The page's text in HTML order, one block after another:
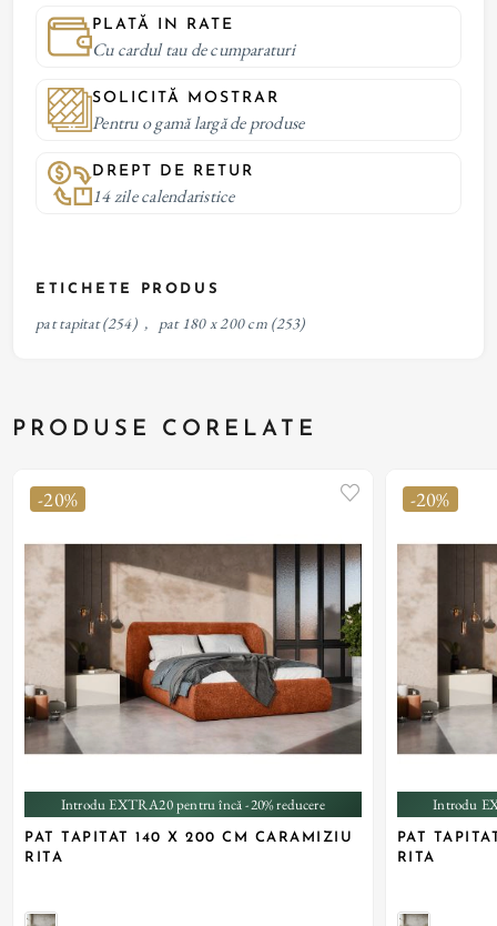
PLATĂ IN RATE
Cu cardul tau de cumparaturi
SOLICITĂ MOSTRAR
Pentru o gamă largă de produse
DREPT DE RETUR
14 zile calendaristice
ETICHETE PRODUS
pat tapitat (254) , pat 180 x 200 cm (253)
PRODUSE CORELATE
-20%
Introdu EXTRA20 pentru încă -20% reducere
PAT TAPITAT 140 X 200 CM CARAMIZIU
RITA
-20%
Introdu
PAT
RITA